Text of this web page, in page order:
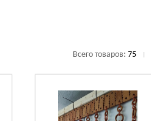
Всего товаров: 75